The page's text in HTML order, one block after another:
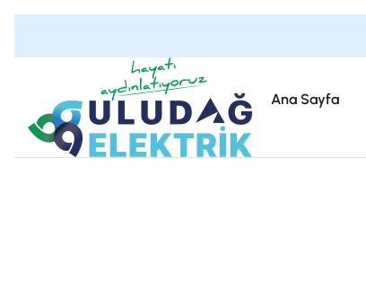
Ana Sayfa